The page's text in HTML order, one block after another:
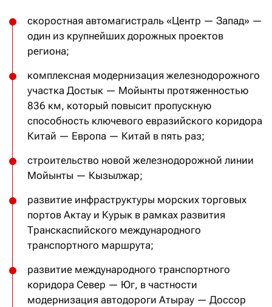
скоростная автомагистраль «Центр — Запад» —
один из крупнейших дорожных проектов
региона;
комплексная модернизация железнодорожного
участка Достык — Мойынты протяженностью
836 км, который повысит пропускную
способность ключевого евразийского коридора
Китай — Европа — Китай в пять раз;
строительство новой железнодорожной линии
Мойынты — Кызылжар;
развитие инфраструктуры морских торговых
портов Актау и Курык в рамках развития
Транскаспийского международного
транспортного маршрута;
развитие международного транспортного
коридора Север — Юг, в частности
модернизация автодороги Атырау — Доссор